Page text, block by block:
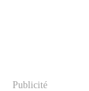
Publicité